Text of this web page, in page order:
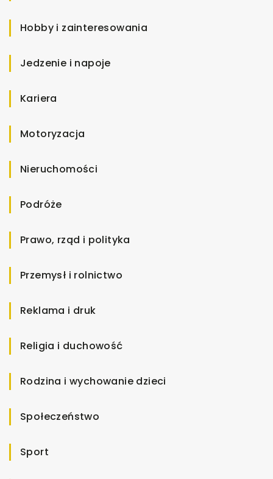
Hobby i zainteresowania
Jedzenie i napoje
Kariera
Motoryzacja
Nieruchomości
Podróże
Prawo, rząd i polityka
Przemysł i rolnictwo
Reklama i druk
Religia i duchowość
Rodzina i wychowanie dzieci
Społeczeństwo
Sport